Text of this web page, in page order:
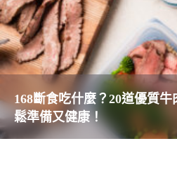
168斷食吃什麼？20道優質
鬆準備又健康！